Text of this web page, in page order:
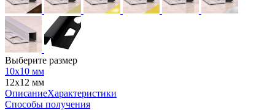
Выберите размер
10х10 мм
12х12 мм
ОписаниеХарактеристики
Способы получения